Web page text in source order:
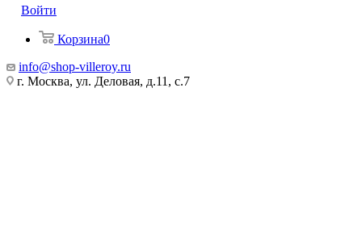
Войти
Корзина0
info@shop-villeroy.ru
г. Москва, ул. Деловая, д.11, с.7